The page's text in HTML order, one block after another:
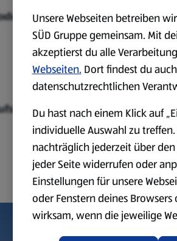
Markenprodukte
Käse
Unsere Webseiten betreiben
SÜD Gruppe gemeinsam. Mit
akzeptierst du alle
Webseiten. Dort findest du
datenschutzrechtlichen
Du hast nach einem Klick auf
individuelle Auswahl zu
nachträglich jederzeit über
jeder Seite widerrufen oder
Einstellungen für unsere
oder Fenstern deines
wirksam, wenn die jeweilige
aktualisiert oder geschlossen